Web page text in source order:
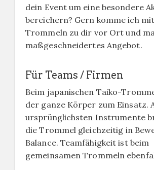
dein Event um eine besondere
bereichern? Gern komme ich
Trommeln zu dir vor Ort und
maßgeschneidertes Angebot.
Für Teams / Firmen
Beim japanischen Taiko-
der ganze Körper zum Einsatz.
ursprünglichsten Instrumente
die Trommel gleichzeitig in
Balance. Teamfähigkeit ist beim
gemeinsamen Trommeln